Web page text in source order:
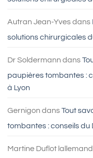
Autran Jean-Yves dans
solutions chirurgicales
Dr Soldermann dans
paupières tombantes :
à Lyon
Gernigon dans Tout
tombantes : conseils du
Martine Duflot lallemand